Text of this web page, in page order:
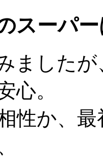
スーパ
ました
心。
性か、